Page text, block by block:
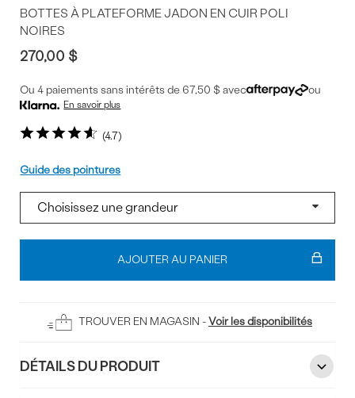
4.7
BOTTES À PLATEFORME JADON EN CUIR POLI
NOIRES
270,00 $
Ou 4 paiements sans intérêts de 67,50 $ avec ou
En savoir plus
Pointure
Guide des pointures
Ajouter
panier
AJOUTER AU PANIER
TROUVER EN MAGASIN -Voir les disponibilités
DÉTAILS DU PRODUIT